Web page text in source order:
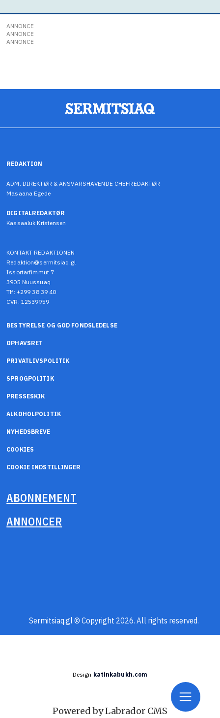
ANNONCE
ANNONCE
ANNONCE
REDAKTION
ADM. DIREKTØR & ANSVARSHAVENDE CHEFREDAKTØR
Masaana Egede
DIGITALREDAKTØR
Kassaaluk Kristensen
KONTAKT REDAKTIONEN
Redaktion@sermitsiaq.gl
Issortarfimmut 7
3905 Nuussuaq
Tlf: +299 38 39 40
CVR: 12539959
BESTYRELSE OG GOD FONDSLEDELSE
OPHAVSRET
PRIVATLIVSPOLITIK
SPROGPOLITIK
PRESSESKIK
ALKOHOLPOLITIK
NYHEDSBREVE
COOKIES
COOKIE INDSTILLINGER
ABONNEMENT
ANNONCER
Sermitsiaq.gl © Copyright 2026. All rights reserved.
Design katinkabukh.com
Powered by Labrador CMS